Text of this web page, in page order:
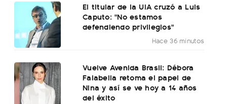
El titular de la UIA cruzó a Luis
Caputo: "No estamos
defendiendo privilegios"
Hace 36 minutos
Vuelve Avenida Brasil: Débora
Falabella retoma el papel de
Nina y así se ve hoy a 14 años
del éxito